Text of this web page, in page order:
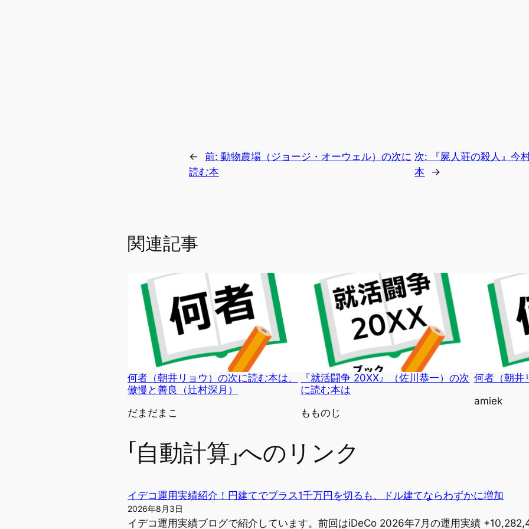
← 前: 動物農場（ジョージ・オーウェル）の次に
読む本
次:
『屍人荘の殺人』今
本
→
関連記事
何者（朝井リョウ）の次に読む本は、
傲慢と善良（辻村深月）
投稿者
だまだまこ
『就活闘争 20XX』（佐川恭一）の次
に読む本は
投稿者
もものじ
何者（朝井
投稿者
amiek
「自動計算」へのリンク
イデコ運用実績紹介！円建てでプラス1千万円を切るも、ドル建てならわずかに増加
2026年8月3日
イデコ運用実績ブログで紹介しています。前回はiDeCo 2026年7月の運用実績